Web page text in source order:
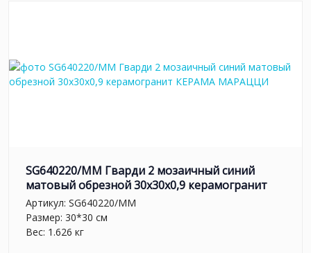
SG640220/MM Гварди 2 мозаичный синий
матовый обрезной 30x30x0,9 керамогранит
Артикул: SG640220/MM
Размер: 30*30 см
Вес: 1.626 кг